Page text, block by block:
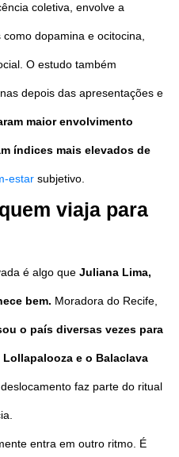
coletiva, envolve a
dopamina e ocitocina,
O estudo também
depois das apresentações e
maior envolvimento
índices mais elevados de
estar subjetivo.
viaja para
é algo que Juliana Lima,
bem. Moradora do Recife,
o país diversas vezes para
e o Balaclava
faz parte do ritual
entra em outro ritmo. É